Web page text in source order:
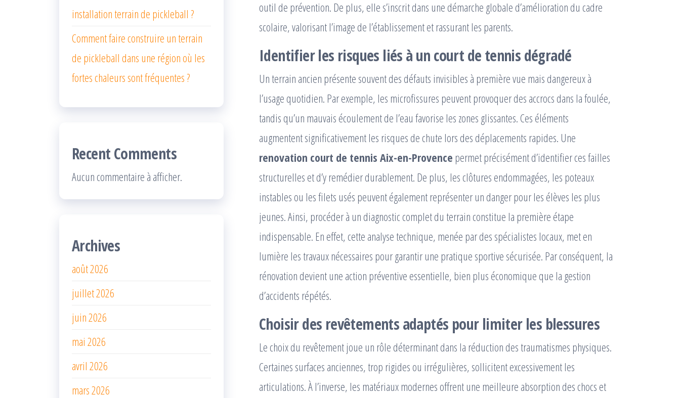
outil de prévention. De plus, elle s’inscrit dans une démarche globale d’amélioration du cadre
scolaire, valorisant l’image de l’établissement et rassurant les parents.
Identifier les risques liés à un court de tennis dégradé
Un terrain ancien présente souvent des défauts invisibles à première vue mais dangereux à
l’usage quotidien. Par exemple, les microfissures peuvent provoquer des accrocs dans la foulée,
tandis qu’un mauvais écoulement de l’eau favorise les zones glissantes. Ces éléments
augmentent significativement les risques de chute lors des déplacements rapides. Une
renovation court de tennis Aix-en-Provence permet précisément d’identifier ces failles
structurelles et d’y remédier durablement. De plus, les clôtures endommagées, les poteaux
instables ou les filets usés peuvent également représenter un danger pour les élèves les plus
jeunes. Ainsi, procéder à un diagnostic complet du terrain constitue la première étape
indispensable. En effet, cette analyse technique, menée par des spécialistes locaux, met en
lumière les travaux nécessaires pour garantir une pratique sportive sécurisée. Par conséquent, la
rénovation devient une action préventive essentielle, bien plus économique que la gestion
d’accidents répétés.
Choisir des revêtements adaptés pour limiter les blessures
Le choix du revêtement joue un rôle déterminant dans la réduction des traumatismes physiques.
Certaines surfaces anciennes, trop rigides ou irrégulières, sollicitent excessivement les
articulations. À l’inverse, les matériaux modernes offrent une meilleure absorption des chocs et
installation terrain de pickleball ?
Comment faire construire un terrain
de pickleball dans une région où les
fortes chaleurs sont fréquentes ?
Recent Comments
Aucun commentaire à afficher.
Archives
août 2026
juillet 2026
juin 2026
mai 2026
avril 2026
mars 2026